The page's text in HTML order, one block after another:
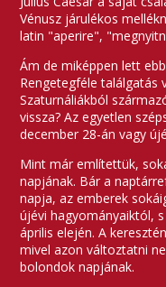
Vénusz járulékos
latin "aperire",
Ám de miképpen lett
Rengetegféle találgatás
Szaturnáliákból
vissza? Az egyetlen
december 28-án vagy
Mint már említettük,
napjának. Bár a
napja, az emberek
újévi hagyományaiktól,
április elején. A
mivel azon változtatni
bolondok napjának.